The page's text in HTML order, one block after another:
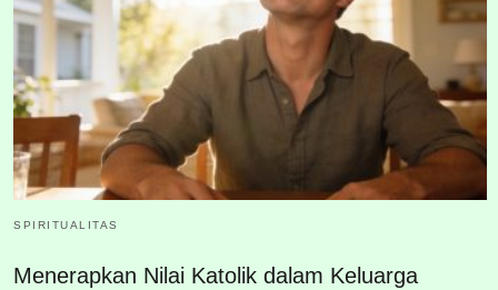
SPIRITUALITAS
Menerapkan Nilai Katolik dalam Keluarga